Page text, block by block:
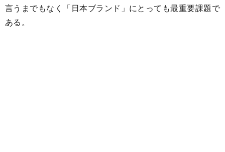
言うまでもなく「日本ブランド」にとっても最重要課題で
ある。